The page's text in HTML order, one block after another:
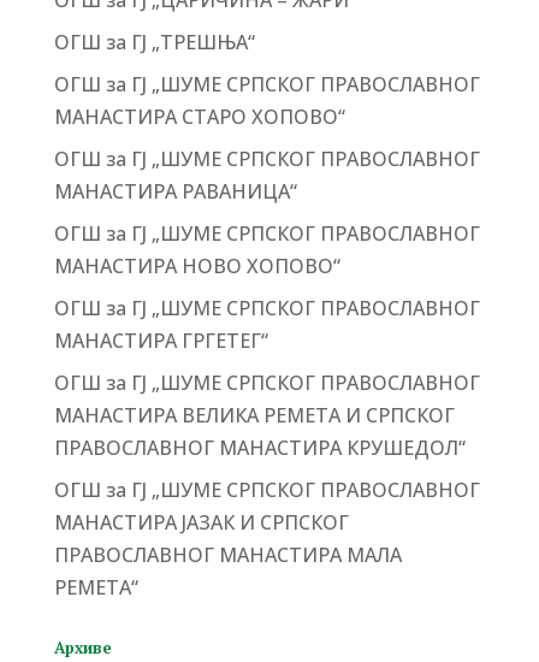
ОГШ за ГЈ „ТРЕШЊА“
ОГШ за ГЈ „ШУМЕ СРПСКОГ ПРАВОСЛАВНОГ
МАНАСТИРА СТАРО ХОПОВО“
ОГШ за ГЈ „ШУМЕ СРПСКОГ ПРАВОСЛАВНОГ
МАНАСТИРА РАВАНИЦА“
ОГШ за ГЈ „ШУМЕ СРПСКОГ ПРАВОСЛАВНОГ
МАНАСТИРА НОВО ХОПОВО“
ОГШ за ГЈ „ШУМЕ СРПСКОГ ПРАВОСЛАВНОГ
МАНАСТИРА ГРГЕТЕГ“
ОГШ за ГЈ „ШУМЕ СРПСКОГ ПРАВОСЛАВНОГ
МАНАСТИРА ВЕЛИКА РЕМЕТА И СРПСКОГ
ПРАВОСЛАВНОГ МАНАСТИРА КРУШЕДОЛ“
ОГШ за ГЈ „ШУМЕ СРПСКОГ ПРАВОСЛАВНОГ
МАНАСТИРА ЈАЗАК И СРПСКОГ
ПРАВОСЛАВНОГ МАНАСТИРА МАЛА
РЕМЕТА“
Архиве